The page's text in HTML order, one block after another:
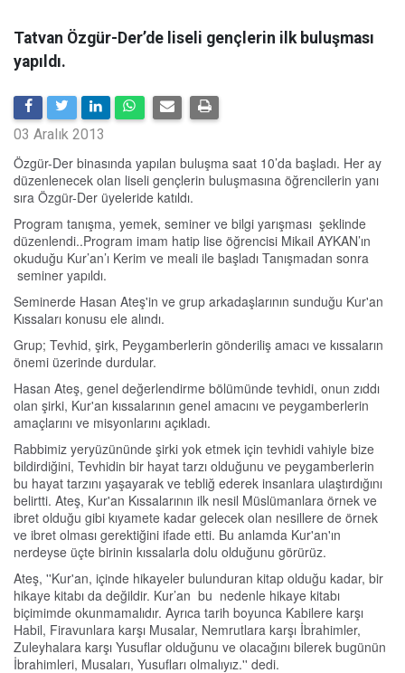
Tatvan Özgür-Der’de liseli gençlerin ilk buluşması
yapıldı.
03 Aralık 2013
Özgür-Der binasında yapılan buluşma saat 10’da başladı. Her ay
düzenlenecek olan liseli gençlerin buluşmasına öğrencilerin yanı
sıra Özgür-Der üyeleride katıldı.
Program tanışma, yemek, seminer ve bilgi yarışması şeklinde
düzenlendi..Program imam hatip lise öğrencisi Mikail AYKAN’ın
okuduğu Kur’an’ı Kerim ve meali ile başladı Tanışmadan sonra
seminer yapıldı.
Seminerde Hasan Ateş'in ve grup arkadaşlarının sunduğu Kur'an
Kıssaları konusu ele alındı.
Grup; Tevhid, şirk, Peygamberlerin gönderiliş amacı ve kıssaların
önemi üzerinde durdular.
Hasan Ateş, genel değerlendirme bölümünde tevhidi, onun zıddı
olan şirki, Kur'an kıssalarının genel amacını ve peygamberlerin
amaçlarını ve misyonlarını açıkladı.
Rabbimiz yeryüzününde şirki yok etmek için tevhidi vahiyle bize
bildirdiğini, Tevhidin bir hayat tarzı olduğunu ve peygamberlerin
bu hayat tarzını yaşayarak ve tebliğ ederek insanlara ulaştırdığını
belirtti. Ateş, Kur'an Kıssalarının ilk nesil Müslümanlara örnek ve
ibret olduğu gibi kıyamete kadar gelecek olan nesillere de örnek
ve ibret olması gerektiğini ifade etti. Bu anlamda Kur'an'ın
nerdeyse üçte birinin kıssalarla dolu olduğunu görürüz.
Ateş, ''Kur'an, içinde hikayeler bulunduran kitap olduğu kadar, bir
hikaye kitabı da değildir. Kur’an bu nedenle hikaye kitabı
biçimimde okunmamalıdır. Ayrıca tarih boyunca Kabilere karşı
Habil, Firavunlara karşı Musalar, Nemrutlara karşı İbrahimler,
Zuleyhalara karşı Yusuflar olduğunu ve olacağını bilerek bugünün
İbrahimleri, Musaları, Yusufları olmalıyız.'' dedi.